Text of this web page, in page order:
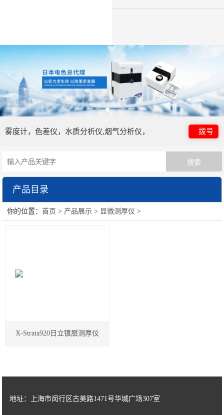
雾度计，色差仪，水质分析仪,烟气分析仪， 拨号
产品目录
显微测厚仪
你的位置：首页 > 产品展示 > 显微测厚仪 >
X-Strata920日立镀层测厚仪
地址：上海市闵行区古美路1471号华城广场307室